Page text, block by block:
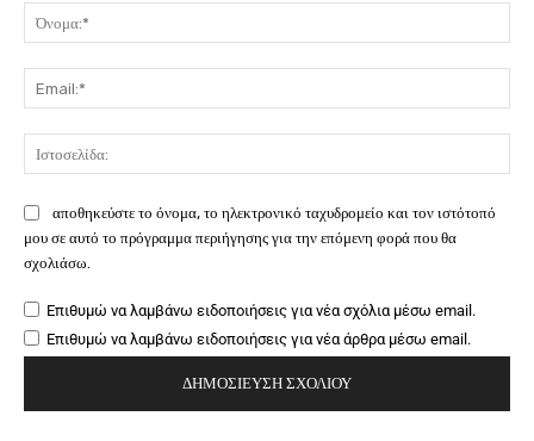
αποθηκεύστε το όνομα, το ηλεκτρονικό ταχυδρομείο και τον ιστότοπό
μου σε αυτό το πρόγραμμα περιήγησης για την επόμενη φορά που θα
σχολιάσω.
Επιθυμώ να λαμβάνω ειδοποιήσεις για νέα σχόλια μέσω email.
Επιθυμώ να λαμβάνω ειδοποιήσεις για νέα άρθρα μέσω email.